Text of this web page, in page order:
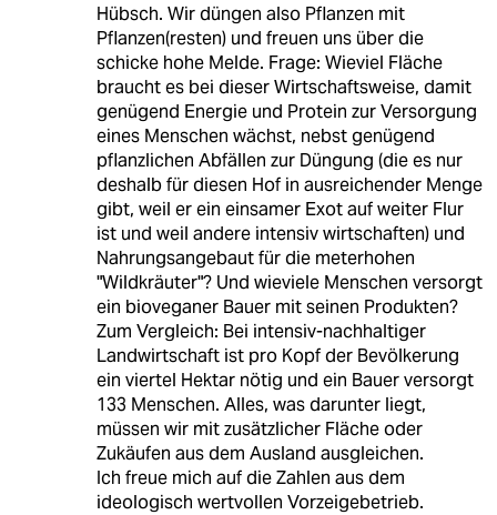
Hübsch. Wir düngen also Pflanzen mit
Pflanzen(resten) und freuen uns über die
schicke hohe Melde. Frage: Wieviel Fläche
braucht es bei dieser Wirtschaftsweise, damit
genügend Energie und Protein zur Versorgung
eines Menschen wächst, nebst genügend
pflanzlichen Abfällen zur Düngung (die es nur
deshalb für diesen Hof in ausreichender Menge
gibt, weil er ein einsamer Exot auf weiter Flur
ist und weil andere intensiv wirtschaften) und
Nahrungsangebaut für die meterhohen
"Wildkräuter"? Und wieviele Menschen versorgt
ein bioveganer Bauer mit seinen Produkten?
Zum Vergleich: Bei intensiv-nachhaltiger
Landwirtschaft ist pro Kopf der Bevölkerung
ein viertel Hektar nötig und ein Bauer versorgt
133 Menschen. Alles, was darunter liegt,
müssen wir mit zusätzlicher Fläche oder
Zukäufen aus dem Ausland ausgleichen.
Ich freue mich auf die Zahlen aus dem
ideologisch wertvollen Vorzeigebetrieb.